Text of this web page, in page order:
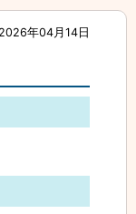
年04月14日